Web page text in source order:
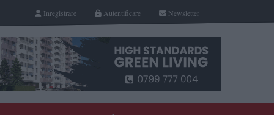
Newsletter
Autentificare
Inregistrare